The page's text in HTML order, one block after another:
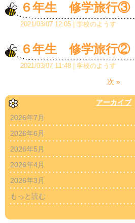
６年生 修学旅行③
2021/03/07 12:05 学校のようす
６年生 修学旅行②
2021/03/07 11:48 学校のようす
次 »
アーカイブ
2026年7月
2026年6月
2026年5月
2026年4月
2026年3月
もっと読む